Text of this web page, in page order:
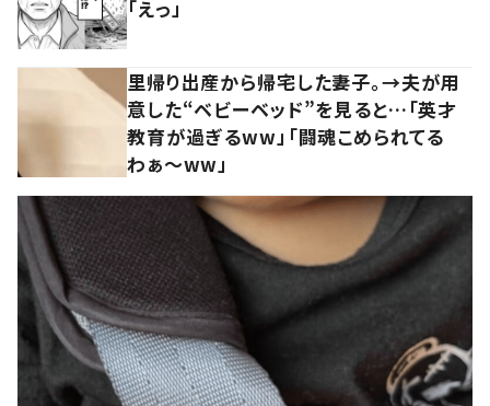
「えっ」
里帰り出産から帰宅した妻子。→夫が用
意した“ベビーベッド”を見ると…「英才
教育が過ぎるww」「闘魂こめられてる
わぁ～ww」